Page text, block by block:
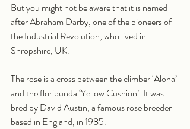
But you might not be aware that it is named
after Abraham Darby, one of the pioneers of
the Industrial Revolution, who lived in
Shropshire, UK.
The rose is a cross between the climber ‘Aloha’
and the floribunda ‘Yellow Cushion’. It was
bred by David Austin, a famous rose breeder
based in England, in 1985.